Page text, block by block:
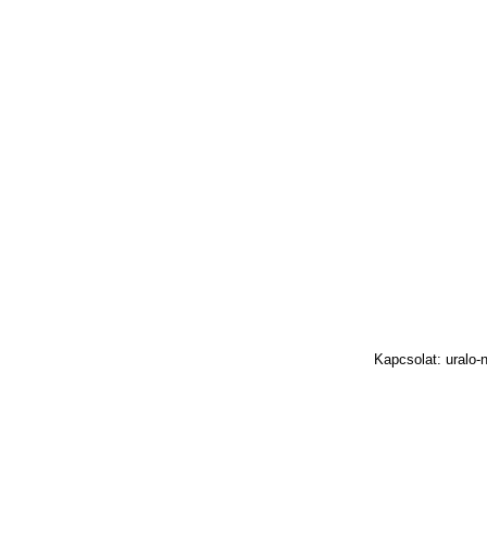
Kapcsolat: uralo-